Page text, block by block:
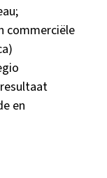
commerciële
en